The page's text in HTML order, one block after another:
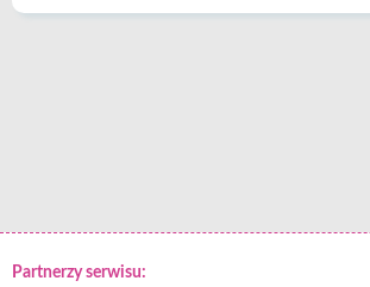
Partnerzy serwisu: